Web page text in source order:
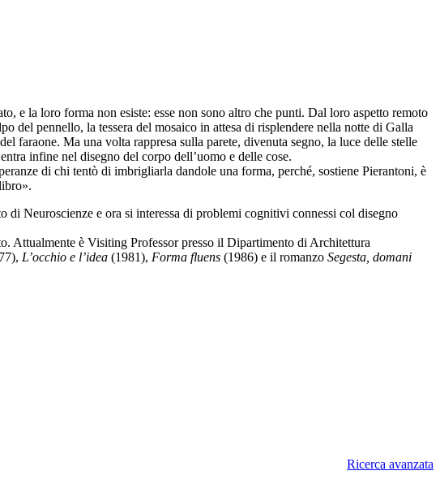
e la loro forma non esiste: esse non sono altro che punti. Dal loro aspetto remoto
del pennello, la tessera del mosaico in attesa di risplendere nella notte di Galla
faraone. Ma una volta rappresa sulla parete, divenuta segno, la luce delle stelle
infine nel disegno del corpo dell’uomo e delle cose.
di chi tentò di imbrigliarla dandole una forma, perché, sostiene Pierantoni, è
Neuroscienze e ora si interessa di problemi cognitivi connessi col disegno
Attualmente è Visiting Professor presso il Dipartimento di Architettura
L’occhio e l’idea (1981), Forma fluens (1986) e il romanzo Segesta, domani
Ricerca avanzata